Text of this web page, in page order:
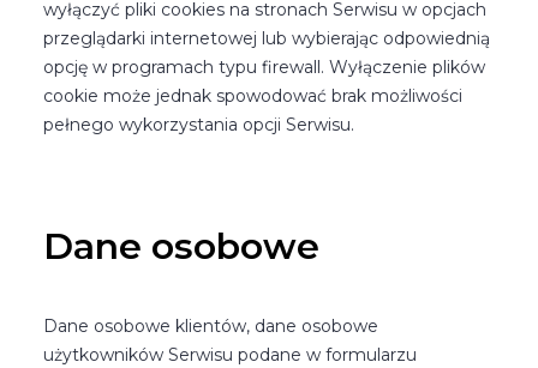
wyłączyć pliki cookies na stronach Serwisu w opcjach
przeglądarki internetowej lub wybierając odpowiednią
opcję w programach typu firewall. Wyłączenie plików
cookie może jednak spowodować brak możliwości
pełnego wykorzystania opcji Serwisu.
Dane osobowe
Dane osobowe klientów, dane osobowe
użytkowników Serwisu podane w formularzu